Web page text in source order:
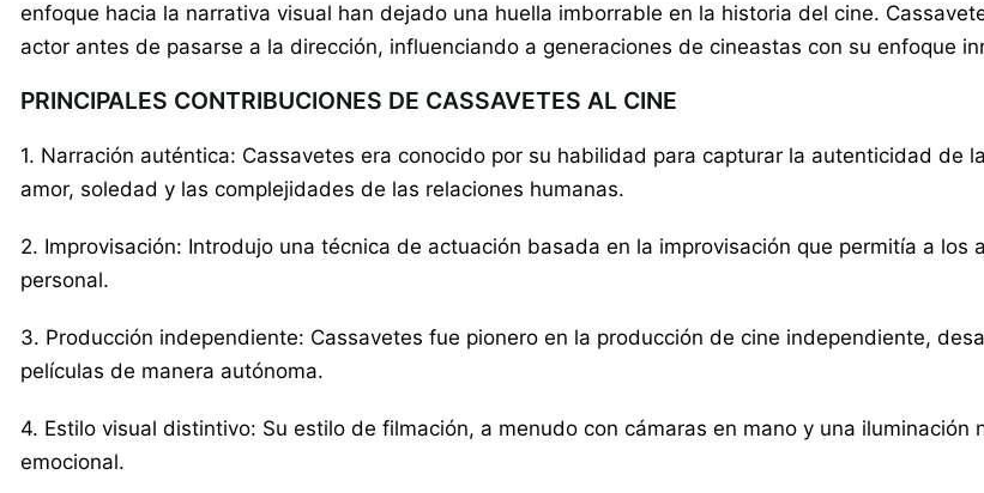
enfoque hacia la narrativa visual han dejado una huella imborrable en la historia del cine.
actor antes de pasarse a la dirección, influenciando a generaciones de cineastas con su enfoque
PRINCIPALES CONTRIBUCIONES DE CASSAVETES AL CINE
1. Narración auténtica: Cassavetes era conocido por su habilidad para capturar la autenticidad de
amor, soledad y las complejidades de las relaciones humanas.
2. Improvisación: Introdujo una técnica de actuación basada en la improvisación que permitía a
personal.
3. Producción independiente: Cassavetes fue pionero en la producción de cine independiente,
películas de manera autónoma.
4. Estilo visual distintivo: Su estilo de filmación, a menudo con cámaras en mano y una
emocional.